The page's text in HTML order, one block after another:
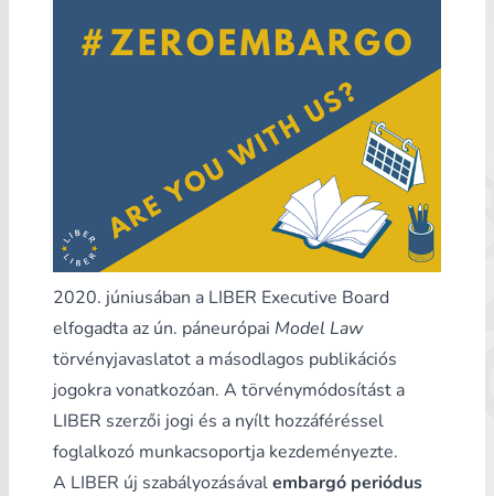
2020. júniusában a LIBER Executive Board
elfogadta az ún. páneurópai Model Law
törvényjavaslatot a másodlagos publikációs
jogokra vonatkozóan. A törvénymódosítást a
LIBER szerzői jogi és a nyílt hozzáféréssel
foglalkozó munkacsoportja kezdeményezte.
A LIBER új szabályozásávalembargó periódus